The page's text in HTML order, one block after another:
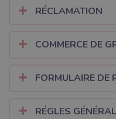
RÉCLAMATION
COMMERCE DE
FORMULAIRE DE
RÉGLES